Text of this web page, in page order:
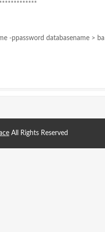
-ppassword databasename > ba
All Rights Reserved